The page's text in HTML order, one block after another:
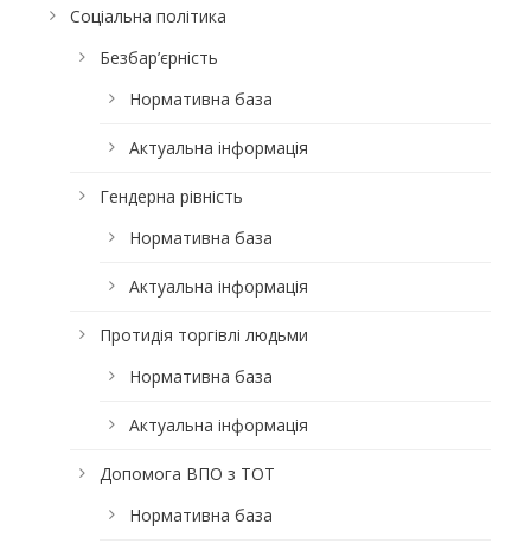
Соціальна політика
Безбар’єрність
Нормативна база
Актуальна інформація
Гендерна рівність
Нормативна база
Актуальна інформація
Протидія торгівлі людьми
Нормативна база
Актуальна інформація
Допомога ВПО з ТОТ
Нормативна база